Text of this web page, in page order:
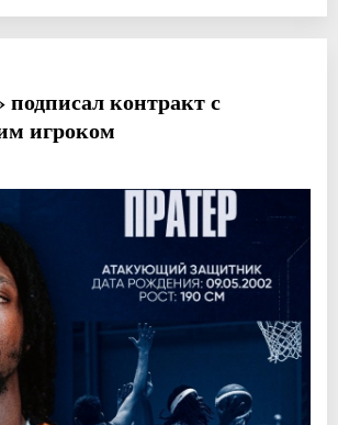
подписал контракт с
игроком